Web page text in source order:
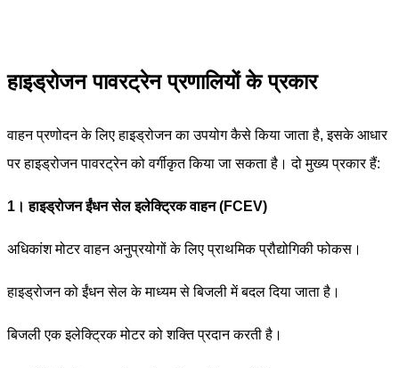
हाइड्रोजन पावरट्रेन प्रणालियों के प्रकार
वाहन प्रणोदन के लिए हाइड्रोजन का उपयोग कैसे किया जाता है, इसके आधार
पर हाइड्रोजन पावरट्रेन को वर्गीकृत किया जा सकता है। दो मुख्य प्रकार हैं:
1। हाइड्रोजन ईंधन सेल इलेक्ट्रिक वाहन (FCEV)
अधिकांश मोटर वाहन अनुप्रयोगों के लिए प्राथमिक प्रौद्योगिकी फोकस।
हाइड्रोजन को ईंधन सेल के माध्यम से बिजली में बदल दिया जाता है।
बिजली एक इलेक्ट्रिक मोटर को शक्ति प्रदान करती है।